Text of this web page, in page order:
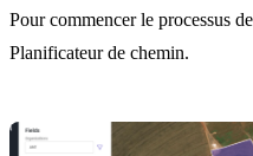
Pour commencer le processus
Planificateur de chemin.